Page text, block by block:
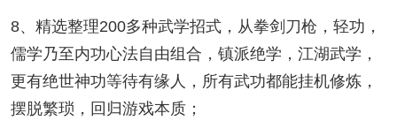
8、精选整理200多种武学招式，从拳剑刀枪，轻功，
儒学乃至内功心法自由组合，镇派绝学，江湖武学，
更有绝世神功等待有缘人，所有武功都能挂机修炼，
摆脱繁琐，回归游戏本质；